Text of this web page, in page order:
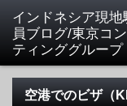
空港でのビザ（